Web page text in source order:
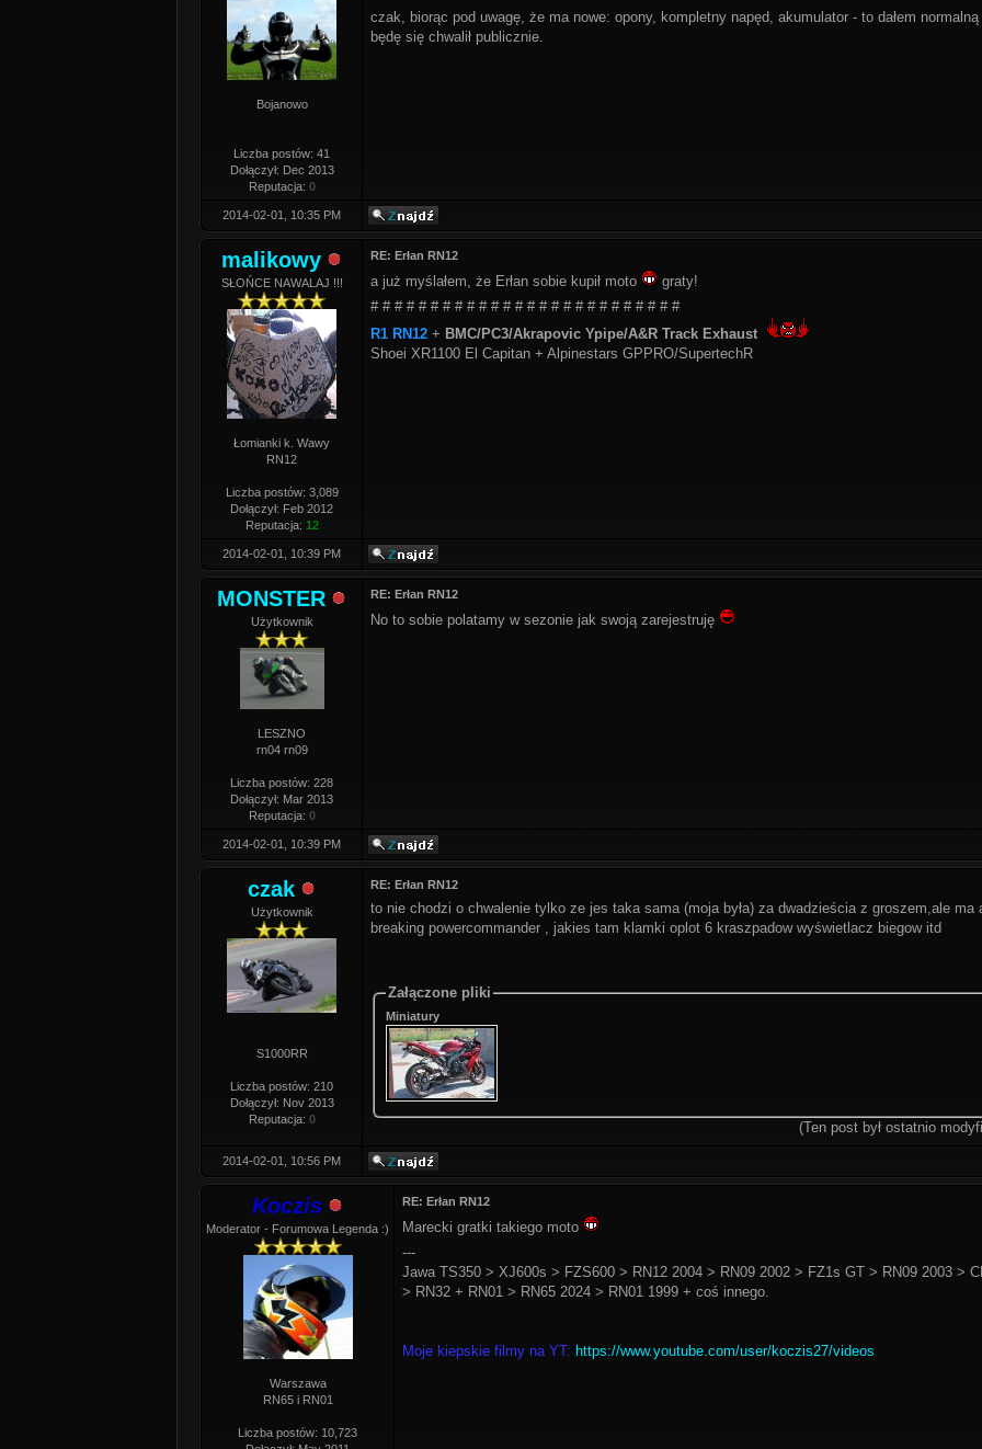
Bojanowo
Liczba postów: 41
Dołączył: Dec 2013
Reputacja: 0
czak, biorąc pod uwagę, że ma nowe: opony, kompletny napęd, akumulator - to dałem
będę się chwalił publicznie.
2014-02-01, 10:35 PM
malikowy
SŁOŃCE NAWALAJ !!!
Łomianki k. Wawy
RN12
Liczba postów: 3,089
Dołączył: Feb 2012
Reputacja: 12
RE: Erłan RN12
a już myślałem, że Erłan sobie kupił moto
graty!
# # # # # # # # # # # # # # # # # # # # # # # # # #
R1 RN12 + BMC/PC3/Akrapovic Ypipe/A&R Track Exhaust
Shoei XR1100 El Capitan + Alpinestars GPPRO/SupertechR
2014-02-01, 10:39 PM
MONSTER
Użytkownik
LESZNO
rn04 rn09
Liczba postów: 228
Dołączył: Mar 2013
Reputacja: 0
RE: Erłan RN12
No to sobie polatamy w sezonie jak swoją zarejestruję
2014-02-01, 10:39 PM
czak
Użytkownik
S1000RR
Liczba postów: 210
Dołączył: Nov 2013
Reputacja: 0
RE: Erłan RN12
to nie chodzi o chwalenie tylko ze jes taka sama (moja była) za dwadzieścia z groszem,ale
breaking powercommander , jakies tam klamki oplot 6 kraszpadow wyświetlacz biegow itd
Załączone pliki
Miniatury
(Ten post był ostatnio
2014-02-01, 10:56 PM
Koczis
Moderator - Forumowa Legenda :)
Warszawa
RN65 i RN01
Liczba postów: 10,723
RE: Erłan RN12
Marecki gratki takiego moto
---
Jawa TS350 > XJ600s > FZS600 > RN12 2004 > RN09 2002 > FZ1s GT > RN09 2003 >
> RN32 + RN01 > RN65 2024 > RN01 1999 + coś innego.
Moje kiepskie filmy na YT: https://www.youtube.com/user/koczis27/videos